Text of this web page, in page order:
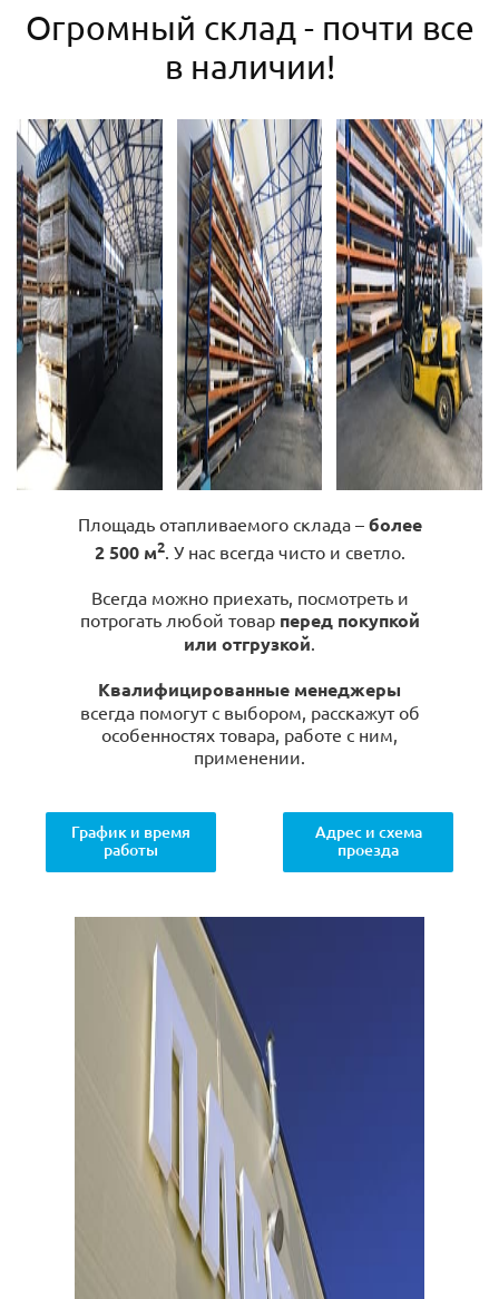
Огромный склад - почти все
в наличии!
Площадь отапливаемого склада – более
2 500 м2. У нас всегда чисто и светло.
Всегда можно приехать, посмотреть и
потрогать любой товар перед покупкой
или отгрузкой.
Квалифицированные менеджеры
всегда помогут с выбором, расскажут об
особенностях товара, работе с ним,
применении.
График и время
работы
Адрес и схема
проезда